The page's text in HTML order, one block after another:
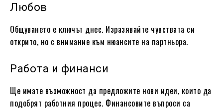
Любов
Общуването е ключът днес. Изразявайте чувствата си
открито, но с внимание към нюансите на партньора.
Работа и финанси
Ще имате възможност да предложите нови идеи, които да
подобрят работния процес. Финансовите въпроси са